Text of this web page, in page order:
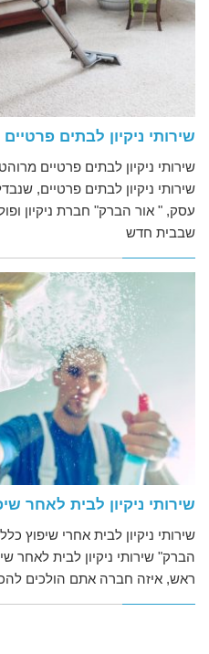
שירותי ניקיון לבתים פרטיים
שירותי ניקיון לבתים פרטיים
שירותי ניקיון לבתים פרטיים,
עסק, " אור הברק" חברת ניקיון
שבבית חדש
שירותי ניקיון לבית לאחר
שירותי ניקיון לבית אחרי שיפוץ
הברק" שירותי ניקיון לבית לאחר
ראש, איזה חברה אתם הולכים